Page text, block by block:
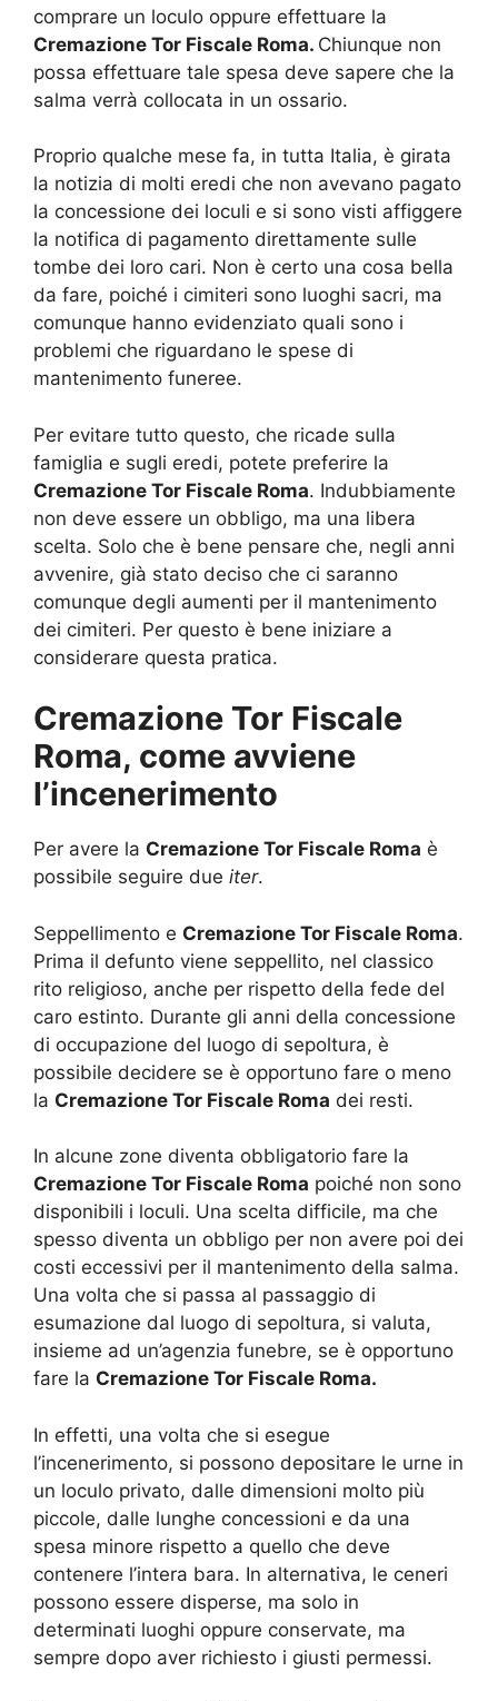
comprare un loculo oppure effettuare la
Cremazione Tor Fiscale Roma. Chiunque non
possa effettuare tale spesa deve sapere che la
salma verrà collocata in un ossario.
Proprio qualche mese fa, in tutta Italia, è girata
la notizia di molti eredi che non avevano pagato
la concessione dei loculi e si sono visti affiggere
la notifica di pagamento direttamente sulle
tombe dei loro cari. Non è certo una cosa bella
da fare, poiché i cimiteri sono luoghi sacri, ma
comunque hanno evidenziato quali sono i
problemi che riguardano le spese di
mantenimento funeree.
Per evitare tutto questo, che ricade sulla
famiglia e sugli eredi, potete preferire la
Cremazione Tor Fiscale Roma. Indubbiamente
non deve essere un obbligo, ma una libera
scelta. Solo che è bene pensare che, negli anni
avvenire, già stato deciso che ci saranno
comunque degli aumenti per il mantenimento
dei cimiteri. Per questo è bene iniziare a
considerare questa pratica.
Cremazione Tor Fiscale
Roma, come avviene
l’incenerimento
Per avere la Cremazione Tor Fiscale Roma è
possibile seguire due iter.
Seppellimento e Cremazione Tor Fiscale Roma.
Prima il defunto viene seppellito, nel classico
rito religioso, anche per rispetto della fede del
caro estinto. Durante gli anni della concessione
di occupazione del luogo di sepoltura, è
possibile decidere se è opportuno fare o meno
la Cremazione Tor Fiscale Roma dei resti.
In alcune zone diventa obbligatorio fare la
Cremazione Tor Fiscale Roma poiché non sono
disponibili i loculi. Una scelta difficile, ma che
spesso diventa un obbligo per non avere poi dei
costi eccessivi per il mantenimento della salma.
Una volta che si passa al passaggio di
esumazione dal luogo di sepoltura, si valuta,
insieme ad un’agenzia funebre, se è opportuno
fare la Cremazione Tor Fiscale Roma.
In effetti, una volta che si esegue
l’incenerimento, si possono depositare le urne in
un loculo privato, dalle dimensioni molto più
piccole, dalle lunghe concessioni e da una
spesa minore rispetto a quello che deve
contenere l’intera bara. In alternativa, le ceneri
possono essere disperse, ma solo in
determinati luoghi oppure conservate, ma
sempre dopo aver richiesto i giusti permessi.